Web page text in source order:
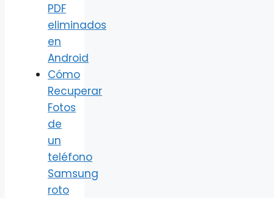
PDF
eliminados
en
Android
Cómo
Recuperar
Fotos
de
un
teléfono
Samsung
roto